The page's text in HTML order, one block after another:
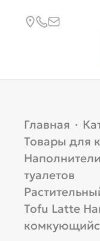
Главная ·
Товары для
туалетов
Tofu Latte